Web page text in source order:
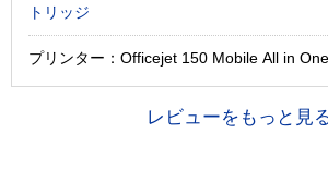
トリッジ
プリンター：Officejet 150 Mobile All in One
レビューをもっと見